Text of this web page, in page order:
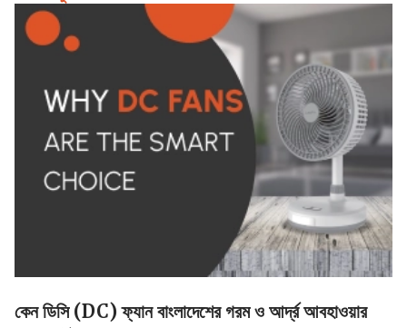
কেন ডিসি (DC) ফ্যান বাংলাদেশের গরম ও আর্দ্র আবহাওয়ার